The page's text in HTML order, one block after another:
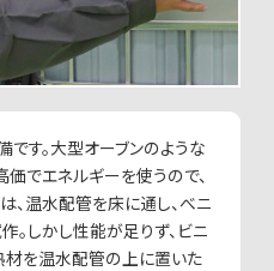
す。大型オーブンのような
でエネルギーを使うので、
、温水配管を床に通し、べニ
しかし性能が足りず、ビニ
を温水配管の上に置いた